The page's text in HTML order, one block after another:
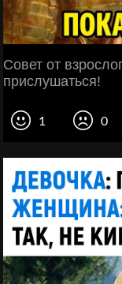
Совет от
прислушаться!
1 0